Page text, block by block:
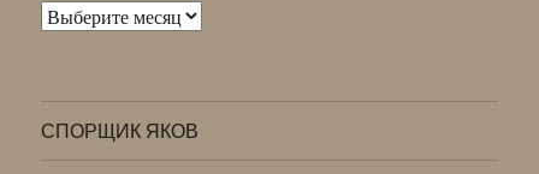
Архивы
СПОРЩИК ЯКОВ